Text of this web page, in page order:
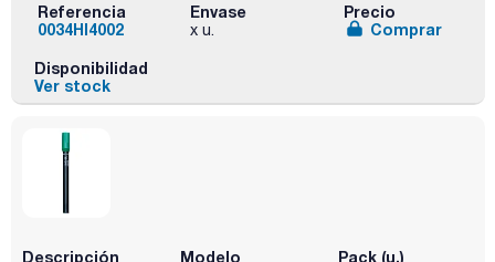
Referencia
0034HI4002
Envase
x u.
Precio
Comprar
Disponibilidad
Ver stock
Descripción Modelo Pack (u.)